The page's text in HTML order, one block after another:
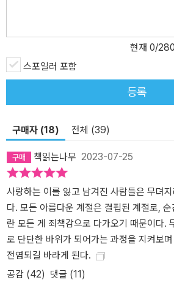
어간다. 그런 해미의 고독과 불안을 가장 먼
내밀어준 사람은 해미의 친이모 ‘행자 이모
조무사가 되어 건너간 독일에 정착하여 ‘마리
그 밖의 많은 파독 간호 여성들과 공동체를
많은 ‘이모’들의 보살핌 속에서 해미는 자신
화된다. 그 여성들이 가족과 국가를 위해
던 일상을 조금씩 재가동한다. “정말 어찌할 바를 모르겠을 정도의 아
름다움이지?” 나는 갑작스러운 말에 흠칫
았다. 선자 이모의 시선은 내가 아니라 흰빛
사진을 찍고 있는 사람들 쪽을 향하고 있었
다운 걸 볼 수 있을 테니 살아야지 하는 마음
언제나 표정이 적어 화난 것처럼 보이던 선
진 꽃그늘이 바람이 불 때마다 레이스처럼
가 우리를 웃기기 위해 일부러 우스꽝스러운
현재 0/
스포일러 포함
등록
구매자 (18) 전체 (39)
책읽는나무 2023-07-25
사랑하는 이를 잃고 남겨진 사람들은 무뎌
다. 모든 아름다운 계절은 결핍된 계절로, 순
란 모든 게 죄책감으로 다가오기 때문이다.
로 단단한 바위가 되어가는 과정을 지켜보
전염되길 바라게 된다.
공감 (42) 댓글 (11)